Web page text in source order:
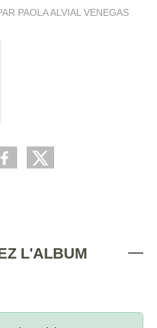
PAOLA ALVIAL VENEGAS
L'ALBUM